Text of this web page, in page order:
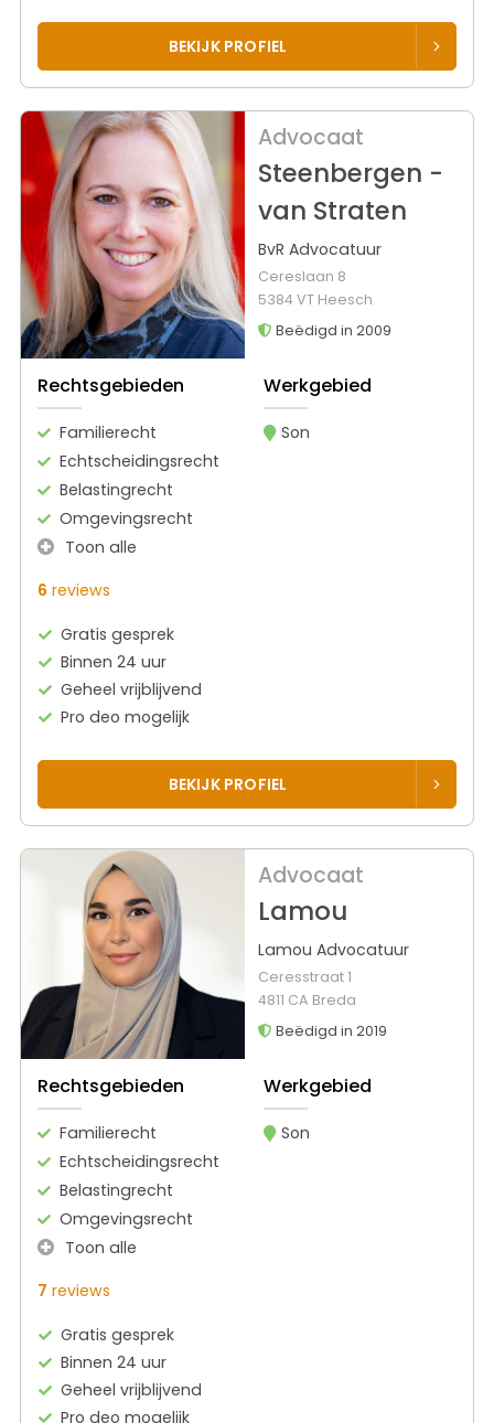
BEKIJK PROFIEL
Advocaat
Steenbergen -
van Straten
BvR Advocatuur
Cereslaan 8
5384 VT Heesch
Beëdigd in 2009
Rechtsgebieden
Familierecht
Echtscheidingsrecht
Belastingrecht
Omgevingsrecht
Toon alle
Werkgebied
Son
6 reviews
Gratis gesprek
Binnen 24 uur
Geheel vrijblijvend
Pro deo mogelijk
BEKIJK PROFIEL
Advocaat
Lamou
Lamou Advocatuur
Ceresstraat 1
4811 CA Breda
Beëdigd in 2019
Rechtsgebieden
Familierecht
Echtscheidingsrecht
Belastingrecht
Omgevingsrecht
Toon alle
Werkgebied
Son
7 reviews
Gratis gesprek
Binnen 24 uur
Geheel vrijblijvend
Pro deo mogelijk